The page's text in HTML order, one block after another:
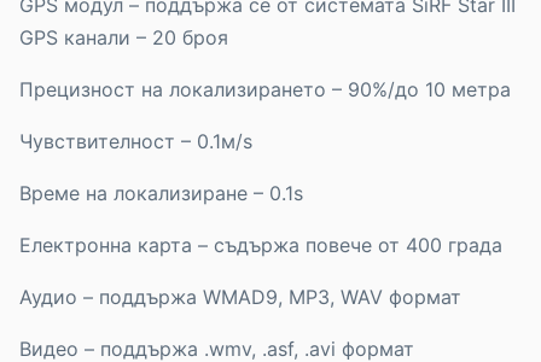
GPS канали – 20 броя
Прецизност на локализирането – 90%/до 10 метра
Чувствителност – 0.1м/s
Време на локализиране – 0.1s
Електронна карта – съдържа повече от 400 града
Аудио – поддържа WMAD9, MP3, WAV формат
Видео – поддържа .wmv, .asf, .avi формат